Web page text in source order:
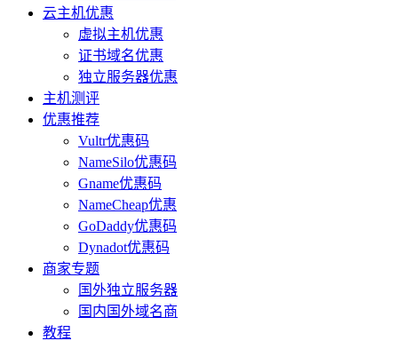
云主机优惠
虚拟主机优惠
证书域名优惠
独立服务器优惠
主机测评
优惠推荐
Vultr优惠码
NameSilo优惠码
Gname优惠码
NameCheap优惠
GoDaddy优惠码
Dynadot优惠码
商家专题
国外独立服务器
国内国外域名商
教程